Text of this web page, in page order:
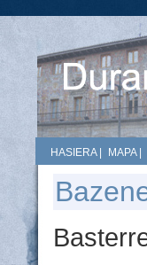
HASIERA| MAPA|